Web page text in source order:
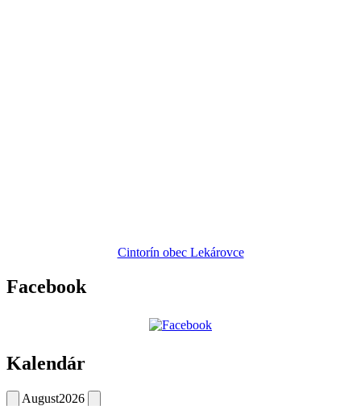
Cintorín obec Lekárovce
Facebook
Kalendár
August2026